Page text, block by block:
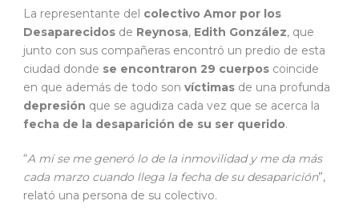
La representante del colectivo Amor por los
Desaparecidos de Reynosa, Edith González, que
junto con sus compañeras encontró un predio de esta
ciudad donde se encontraron 29 cuerpos coincide
en que además de todo son víctimas de una profunda
depresión que se agudiza cada vez que se acerca la
fecha de la desaparición de su ser querido.
“A mí se me generó lo de la inmovilidad y me da más
cada marzo cuando llega la fecha de su desaparición”,
relató una persona de su colectivo.